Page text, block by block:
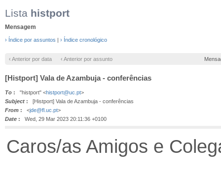
Lista histport
Mensagem
› Índice por assuntos | › Índice cronológico
‹ Anterior por data ‹ Anterior por assunto
[Histport] Vala de Azambuja - conferências
To : "histport" <histport@uc.pt>
Subject : [Histport] Vala de Azambuja - conferências
From : <jde@fl.uc.pt>
Date : Wed, 29 Mar 2023 20:11:36 +0100
Caros/as Amigos e